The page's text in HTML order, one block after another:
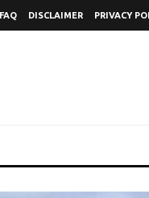
FAQ DISCLAIMER PRIVACY